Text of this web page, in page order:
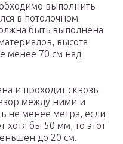
выполнить
в потолочном
быть выполнена
высота
менее 70 см над
и проходит сквозь
между ними и
не менее метра, если
хотя бы 50 мм, то этот
до 20 см.